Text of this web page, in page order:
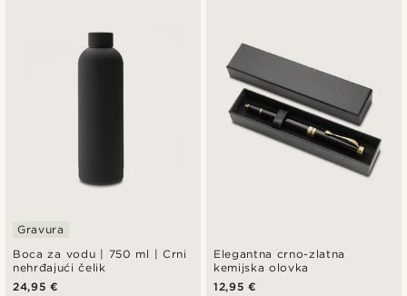
Boca za vodu | 750 ml | Crni
nehrđajući čelik
Gravura
24,95 €
Elegantna crno-zlatna
kemijska olovka
12,95 €